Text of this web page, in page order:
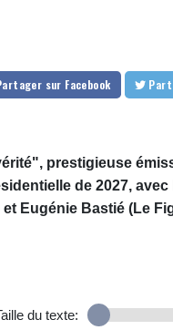
sur Facebook
prestigieuse
de 2027, avec
Eugénie Bastié (Le
du texte: